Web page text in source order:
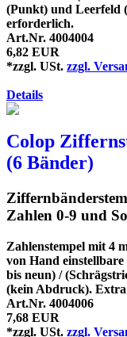
(Punkt) und Leerfeld
erforderlich.
Art.Nr. 4004004
6,82 EUR
*zzgl. USt. zzgl.
Details
Colop
(6 Bänder)
Zahlen 0-9 und
Zahlenstempel mit 4
von Hand
bis neun) /
(kein Abdruck).
Art.Nr. 4004006
7,68 EUR
*zzgl. USt. zzgl.